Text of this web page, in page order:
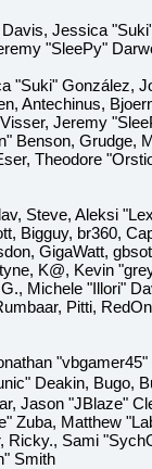
Jessica
"SleePy"
"Suki" González,
Antechinus,
Jeremy
Benson, Grudge,
Theodore
Steve, Aleksi
Bigguy, br360,
GigaWatt,
K@, Kevin
Michele "Illori"
Pitti,
Deakin, Bugo,
Jason "JBlaze"
Zuba, Matthew
Ricky., Sami
Smith